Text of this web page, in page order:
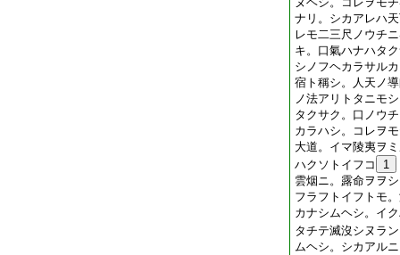
ナリ。シカアレハ
レモ二三尺ノウチ
キ。口氣ハナハタ
シノフヘカラサル
宿ト稱シ。人天ノ
ノ法アリトタニモ
タクサク。口ノウ
カラハシ。コレヲ
大道。イマ陵夷ヲ
ハクソトイフコ
1
雲烟ニ。露命ヲヲ
フラフトイフトモ
カナシムヘシ。イ
タチテ滅沒シヌラ
ムヘシ。シカアル